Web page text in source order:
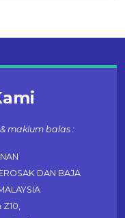
maklum balas :
DAN BAJA
Z10,